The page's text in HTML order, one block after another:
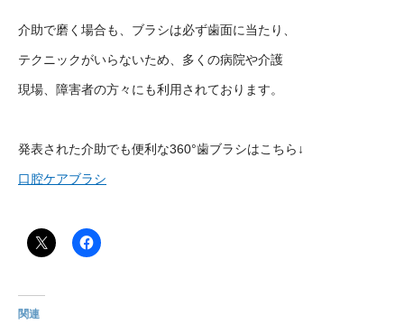
介助で磨く場合も、ブラシは必ず歯面に当たり、
テクニックがいらないため、多くの病院や介護
現場、障害者の方々にも利用されております。
発表された介助でも便利な360°歯ブラシはこちら↓
口腔ケアブラシ
関連